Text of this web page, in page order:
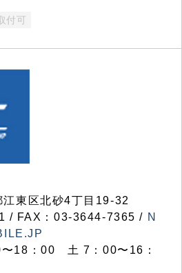
付可
東区北砂4丁目19-32
/ FAX：03-3644-7365 / N
18：00 土 7：00〜16：